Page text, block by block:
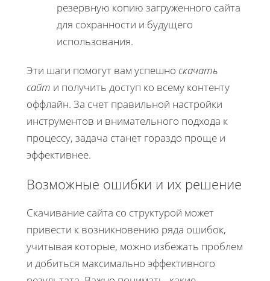
резервную копию загруженного сайта
для сохранности и будущего
использования.
Эти шаги помогут вам успешно скачать
сайт и получить доступ ко всему контенту
оффлайн. За счет правильной настройки
инструментов и внимательного подхода к
процессу, задача станет гораздо проще и
эффективнее.
Возможные ошибки и их решение
Скачивание сайта со структурой может
привести к возникновению ряда ошибок,
учитывая которые, можно избежать проблем
и добиться максимально эффективного